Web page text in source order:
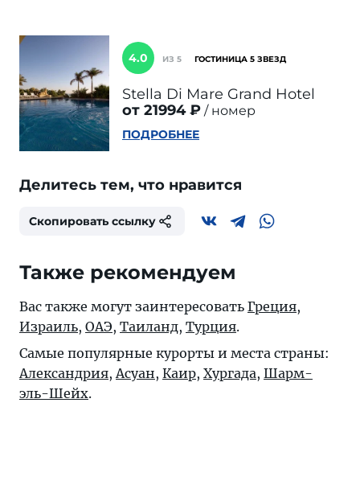
4.0 ИЗ 5 ГОСТИНИЦА 5 ЗВЕЗД
Stella Di Mare Grand Hotel
от 21994 ₽
номер
ПОДРОБНЕЕ
Делитесь тем, что нравится
Скопировать ссылку
Также рекомендуем
Вас также могут заинтересовать Греция,
Израиль, ОАЭ, Таиланд, Турция.
Самые популярные курорты и места страны:
Александрия,Асуан, Каир, Хургада, Шарм-
эль-Шейх.